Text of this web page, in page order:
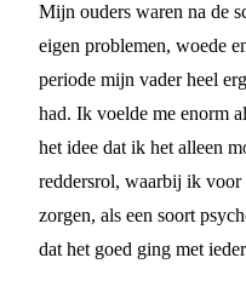
Mijn ouders waren na de
eigen problemen, woede
periode mijn vader heel
had. Ik voelde me enorm
het idee dat ik het alleen
reddersrol, waarbij ik
zorgen, als een soort
dat het goed ging met